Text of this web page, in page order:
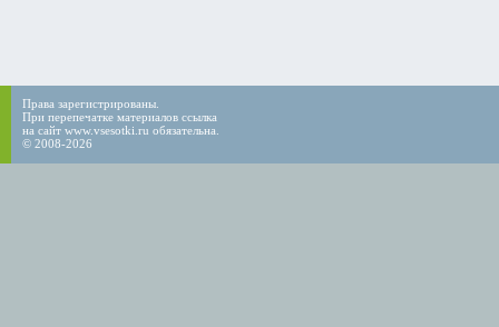
Права зарегистрированы.
При перепечатке материалов ссылка
на сайт www.vsesotki.ru обязательна.
© 2008-2026